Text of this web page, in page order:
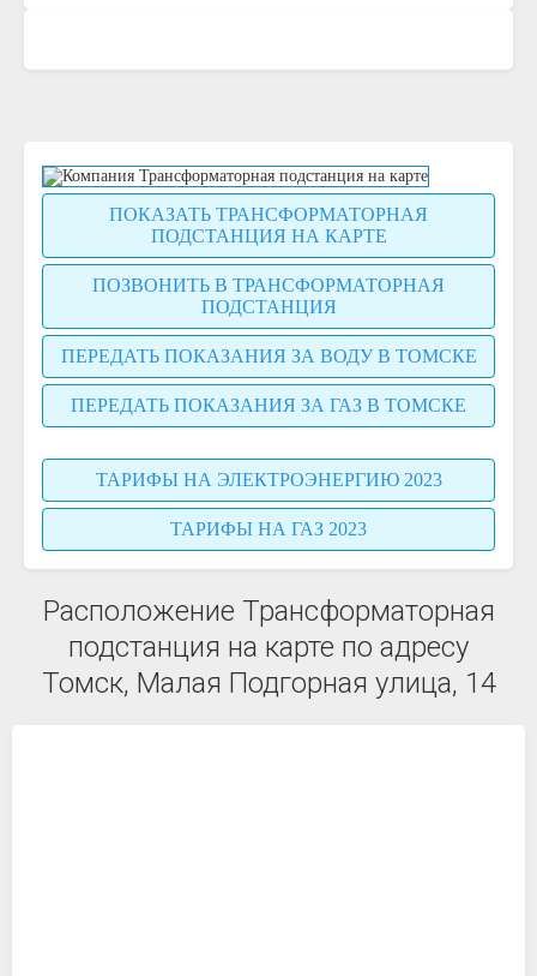
ПОКАЗАТЬ ТРАНСФОРМАТОРНАЯ
ПОДСТАНЦИЯ НА КАРТЕ
ПОЗВОНИТЬ В ТРАНСФОРМАТОРНАЯ
ПОДСТАНЦИЯ
ПЕРЕДАТЬ ПОКАЗАНИЯ ЗА ВОДУ В ТОМСКЕ
ПЕРЕДАТЬ ПОКАЗАНИЯ ЗА ГАЗ В ТОМСКЕ
ТАРИФЫ НА ЭЛЕКТРОЭНЕРГИЮ 2023
ТАРИФЫ НА ГАЗ 2023
Расположение Трансформаторная
подстанция на карте по адресу
Томск, Малая Подгорная улица, 14